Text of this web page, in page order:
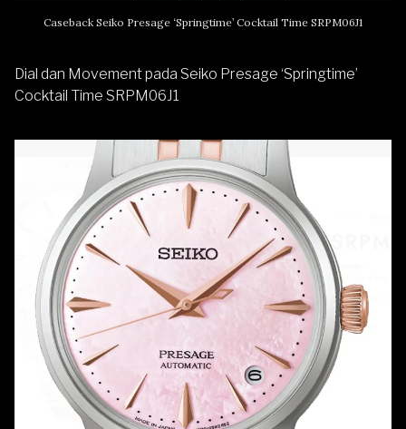
Caseback Seiko Presage ‘Springtime’ Cocktail Time SRPM06J1
Dial dan Movement pada Seiko Presage ‘Springtime’
Cocktail Time SRPM06J1